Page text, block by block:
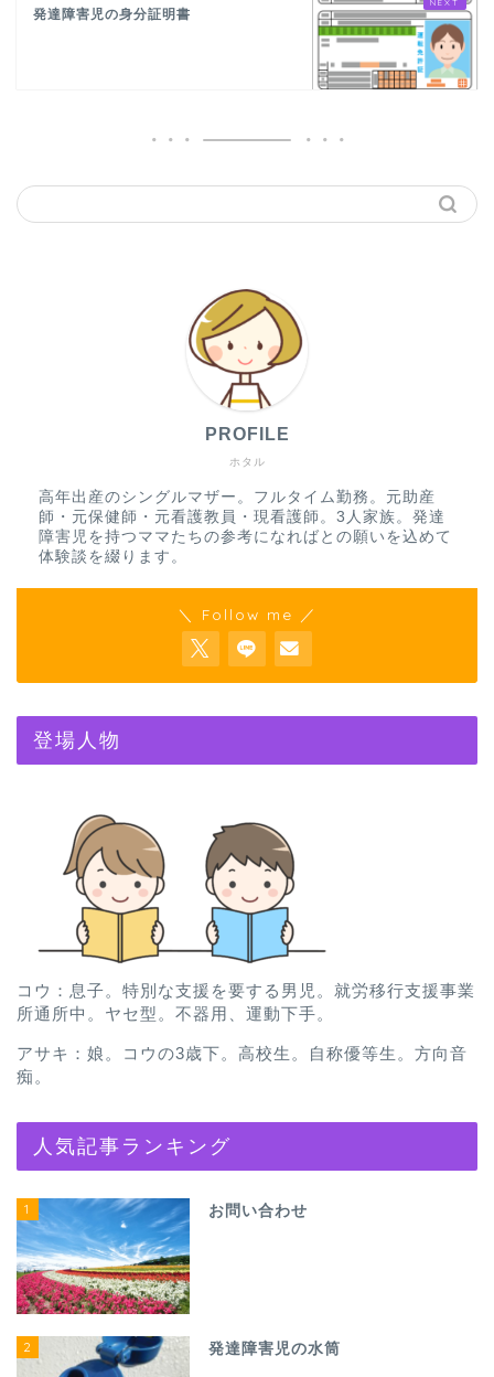
発達障害児の身分証明書
ホタル
PROFILE
高年出産のシングルマザー。フルタイム勤務。元助産
師・元保健師・元看護教員・現看護師。3人家族。発達
障害児を持つママたちの参考になればとの願いを込めて
体験談を綴ります。
＼ Follow me ／
登場人物
コウ：息子。特別な支援を要する男児。就労移行支援事業
所通所中。ヤセ型。不器用、運動下手。
アサキ：娘。コウの3歳下。高校生。自称優等生。方向音
痴。
人気記事ランキング
1 お問い合わせ
2 発達障害児の水筒